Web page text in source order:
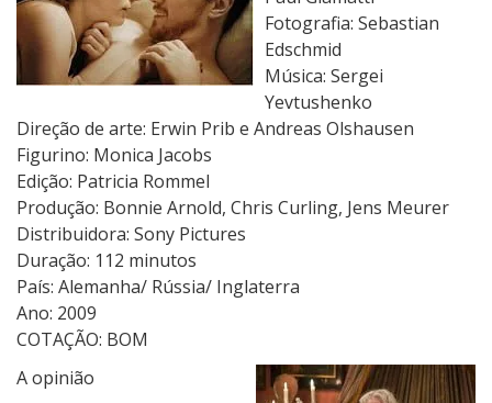
a
ç
ã
o
Fotografia: Sebastian
Edschmid
Música: Sergei
Yevtushenko
Direção de arte: Erwin Prib e Andreas Olshausen
Figurino: Monica Jacobs
Edição: Patricia Rommel
Produção: Bonnie Arnold, Chris Curling, Jens Meurer
Distribuidora: Sony Pictures
Duração: 112 minutos
País: Alemanha/ Rússia/ Inglaterra
Ano: 2009
COTAÇÃO: BOM
A opinião